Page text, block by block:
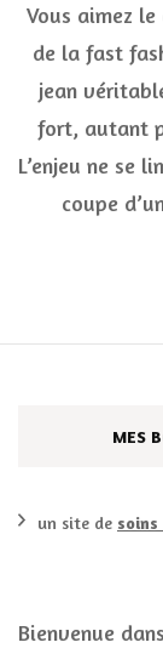
Vous aimez
de la fast
jean
fort, autant
L’enjeu ne se
coupe
MES
un site de soins
Bienvenue